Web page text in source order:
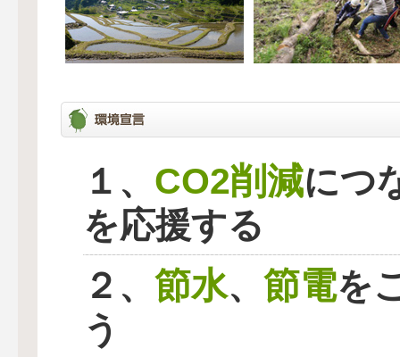
１、 CO2削減につ
を応援する
２、 節水、 節電を
う